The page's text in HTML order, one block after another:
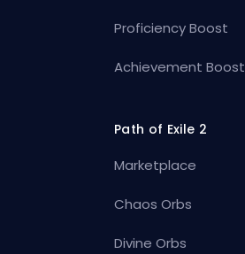
Proficiency Boost
Achievement Boost
Path of Exile 2
Marketplace
Chaos Orbs
Divine Orbs